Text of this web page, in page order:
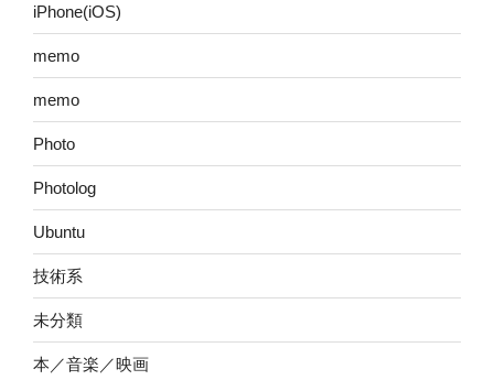
iPhone(iOS)
memo
memo
Photo
Photolog
Ubuntu
技術系
未分類
本／音楽／映画